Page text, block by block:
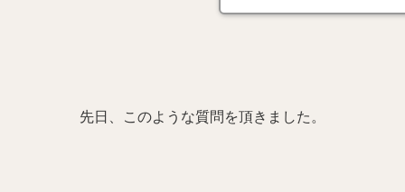
先日、このような質問を頂きました。